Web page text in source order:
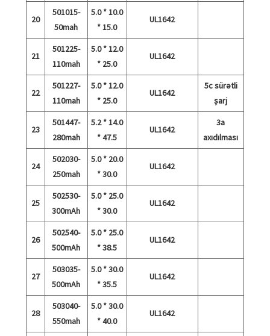
20
501015-
50mah
5.0 * 10.0
* 15.0
UL1642
21
501225-
110mah
5.0 * 12.0
* 25.0
UL1642
22
501227-
110mah
5.0 * 12.0
* 25.0
UL1642
5c sürətli
şarj
23
501447-
280mah
5.2 * 14.0
* 47.5
UL1642
3a
axıdılması
24
502030-
250mah
5.0 * 20.0
* 30.0
UL1642
25
502530-
300mAh
5.0 * 25.0
* 30.0
UL1642
26
502540-
500mAh
5.0 * 25.0
* 38.5
UL1642
27
503035-
500mAh
5.0 * 30.0
* 35.5
UL1642
28
503040-
550mah
5.0 * 30.0
* 40.0
UL1642